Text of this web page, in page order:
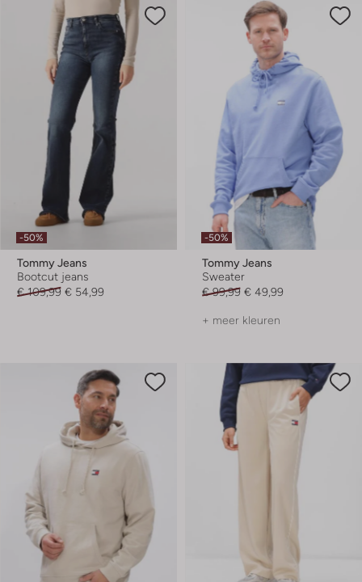
-50%
Tommy Jeans
Bootcut jeans
€ 109,99 € 54,99
-50%
Tommy Jeans
Sweater
€ 99,99 € 49,99
+ meer kleuren